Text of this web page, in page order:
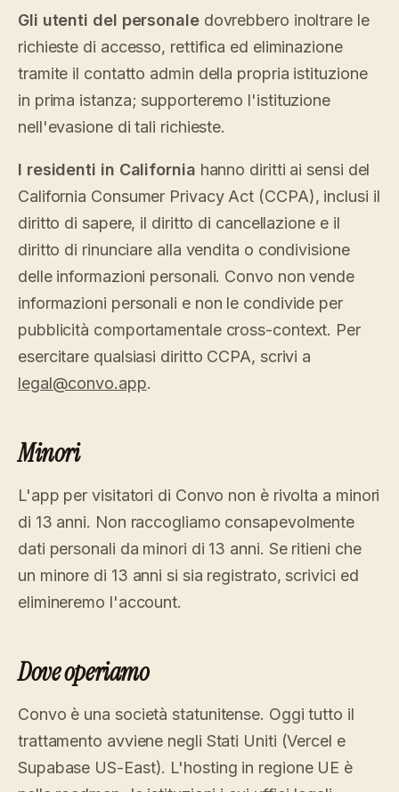
Gli utenti del personaledovrebbero inoltrare le
richieste di accesso, rettifica ed eliminazione
tramite il contatto admin della propria istituzione
in prima istanza; supporteremo l'istituzione
nell'evasione di tali richieste.
I residenti in California hanno diritti ai sensi del
California Consumer Privacy Act (CCPA), inclusi il
diritto di sapere, il diritto di cancellazione e il
diritto di rinunciare alla vendita o condivisione
delle informazioni personali. Convo non vende
informazioni personali e non le condivide per
pubblicità comportamentale cross-context. Per
esercitare qualsiasi diritto CCPA, scrivi a
legal@convo.app.
Minori
L'app per visitatori di Convo non è rivolta a minori
di 13 anni. Non raccogliamo consapevolmente
dati personali da minori di 13 anni. Se ritieni che
un minore di 13 anni si sia registrato, scrivici ed
elimineremo l'account.
Dove operiamo
Convo è una società statunitense. Oggi tutto il
trattamento avviene negli Stati Uniti (Vercel e
Supabase US-East). L'hosting in regione UE è